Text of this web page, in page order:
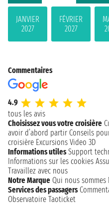
JANVIER
2027
FÉVRIER
2027
Commentaires
4.9
tous les avis
Choisissez vous votre croisière
avoir d’abord partir Conseils
croisière Excursions Video 3D
Informations utiles Support
Informations sur les cookies
Travaillez avec nous
Notre Marque Qui nous sommes
Services des passagers
Observatoire Taoticket